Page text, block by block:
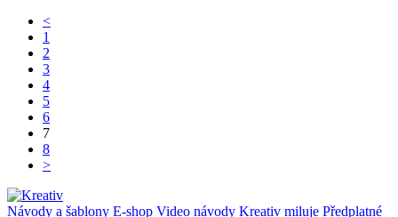
<
1
2
3
4
5
6
7
8
>
Návody a šablony E-shop Video návody Kreativ miluje Předplatné